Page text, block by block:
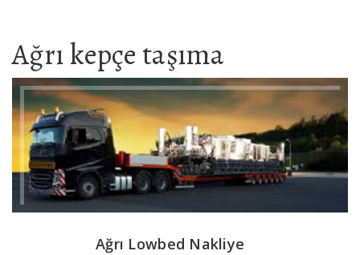
Ağrı kepçe taşıma
Ağrı Lowbed Nakliye